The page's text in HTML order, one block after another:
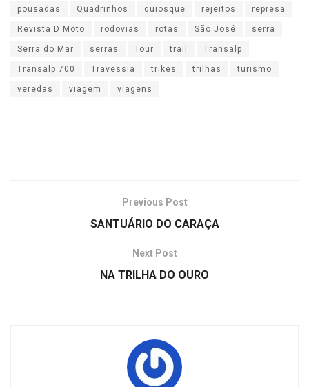
pousadas Quadrinhos quiosque rejeitos represa
Revista D Moto rodovias rotas São José serra
Serra do Mar serras Tour trail Transalp
Transalp 700 Travessia trikes trilhas turismo
veredas viagem viagens
Previous Post
SANTUÁRIO DO CARAÇA
Next Post
NA TRILHA DO OURO